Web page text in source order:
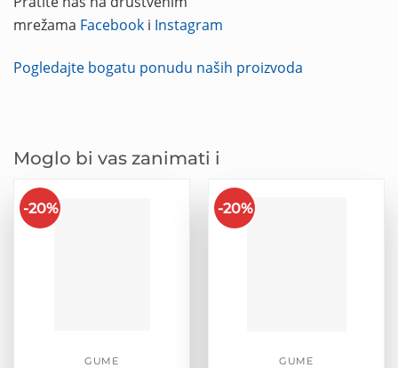
mrežama Facebook i Instagram
Pogledajte bogatu ponudu naših proizvoda
Moglo bi vas zanimati i
-20%
GUME
-20%
GUME